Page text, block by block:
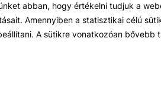
abban, hogy értékelni tudjuk a
Amennyiben a statisztikai célú
A sütikre vonatkozóan bővebb
317. iroda
Pénzügy
Tőzsde /